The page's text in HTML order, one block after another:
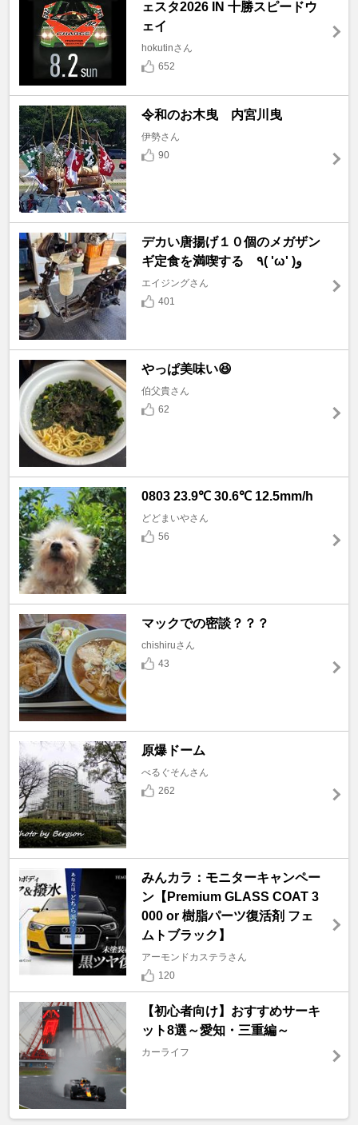
ェスタ2026 IN 十勝スピードウ
ェイ
hokutinさん
652
令和のお木曳 内宮川曳
伊勢さん
90
デカい唐揚げ１０個のメガザン
ギ定食を満喫する ٩( 'ω' )و
エイジングさん
401
やっぱ美味い😆
伯父貴さん
62
0803 23.9℃ 30.6℃ 12.5mm/h
どどまいやさん
56
マックでの密談？？？
chishiruさん
43
原爆ドーム
べるぐそんさん
262
みんカラ：モニターキャンペー
ン【Premium GLASS COAT 3
000 or 樹脂パーツ復活剤 フェ
ムトブラック】
アーモンドカステラさん
120
【初心者向け】おすすめサーキ
ット8選～愛知・三重編～
カーライフ